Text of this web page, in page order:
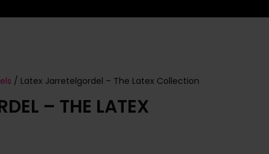
/ Latex Jarretelgordel – The Latex Collection
– THE LATEX